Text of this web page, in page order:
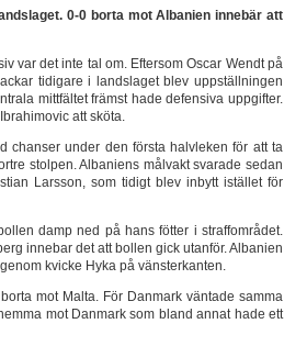
0-0 borta mot Albanien innebär att
var det inte tal om. Eftersom Oscar Wendt på
tidigare i landslaget blev uppställningen
mittfältet främst hade defensiva uppgifter.
att sköta.
chanser under den första halvleken för att ta
stolpen. Albaniens målvakt svarade sedan
Larsson, som tidigt blev inbytt istället för
damp ned på hans fötter i straffområdet.
innebar det att bollen gick utanför. Albanien
kvicke Hyka på vänsterkanten.
mot Malta. För Danmark väntade samma
mot Danmark som bland annat hade ett